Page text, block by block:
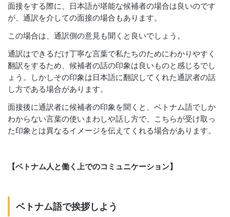
面接をする際に、日本語が堪能な候補者の場合は良いのです
が、通訳を介しての面接の場合もあります。
この場合は、通訳側の意見も聞くと良いでしょう。
通訳はできるだけ丁寧な言葉で私たちのためにわかりやすく
翻訳をするため、候補者の話の印象は良いものと感じるでし
ょう。しかしその印象は日本語に翻訳してくれた通訳者の話
し方である場合があります。
面接後に通訳者に候補者の印象を聞くと、ベトナム語でしか
わからない言葉の使いまわしや話し方で、こちらが受け取っ
た印象とは異なるイメージを伝えてくれる場合があります。
【ベトナム人と働く上でのコミュニケーション】
ベトナム語で挨拶しよう